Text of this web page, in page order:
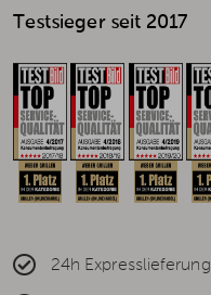
Testsieger seit 2017
24h Expresslieferung